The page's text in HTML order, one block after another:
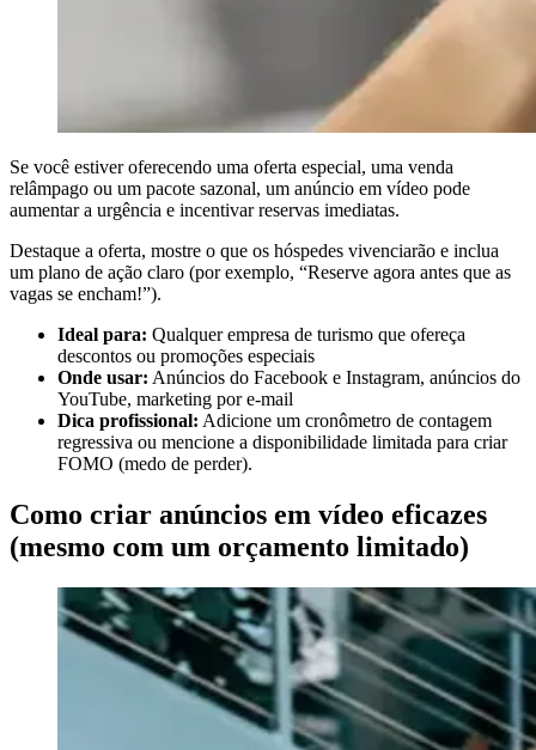
Se você estiver oferecendo uma oferta especial, uma venda
relâmpago ou um pacote sazonal, um anúncio em vídeo pode
aumentar a urgência e incentivar reservas imediatas.
Destaque a oferta, mostre o que os hóspedes vivenciarão e inclua
um plano de ação claro (por exemplo, “Reserve agora antes que as
vagas se encham!”).
Ideal para: Qualquer empresa de turismo que ofereça
descontos ou promoções especiais
Onde usar: Anúncios do Facebook e Instagram, anúncios do
YouTube, marketing por e-mail
Dica profissional: Adicione um cronômetro de contagem
regressiva ou mencione a disponibilidade limitada para criar
FOMO (medo de perder).
Como criar anúncios em vídeo eficazes
(mesmo com um orçamento limitado)